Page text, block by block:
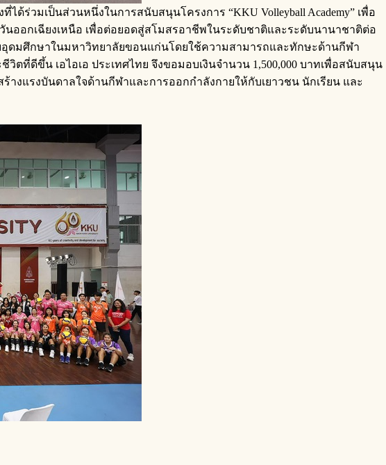
ได้ร่วมเป็นส่วนหนึ่งในการสนับสนุนโครงการ “KKU Volleyball Academy” เพื่อ
ออกเฉียงเหนือ เพื่อต่อยอดสู่สโมสรอาชีพในระดับชาติและระดับนานาชาติต่อ
อุดมศึกษาในมหาวิทยาลัยขอนแก่นโดยใช้ความสามารถและทักษะด้านกีฬา
ที่ดีขึ้น เอไอเอ ประเทศไทย จึงขอมอบเงินจำนวน 1,500,000 บาทเพื่อสนับสนุน
างแรงบันดาลใจด้านกีฬาและการออกกำลังกายให้กับเยาวชน นักเรียน และ